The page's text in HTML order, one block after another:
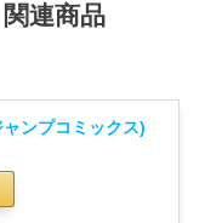
連商品
ンプコミックス)